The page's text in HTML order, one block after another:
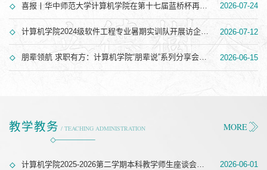
喜报丨华中师范大学计算机学院在第十七届蓝桥杯再创佳绩 2026-07-24
计算机学院2024级软件工程专业暑期实训队开展访企实践活动 2026-07-12
朋辈领航 求职有方：计算机学院“朋辈说”系列分享会（第四期） 2026-06-15
教学教务 / TEACHING ADMINISTRATION MORE
计算机学院2025-2026第二学期本科教学师生座谈会圆满举办 2026-06-01